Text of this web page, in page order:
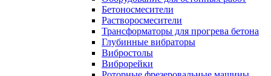
Бетоносмесители
Растворосмесители
Трансформаторы для прогрева бетона
Глубинные вибраторы
Вибростолы
Виброрейки